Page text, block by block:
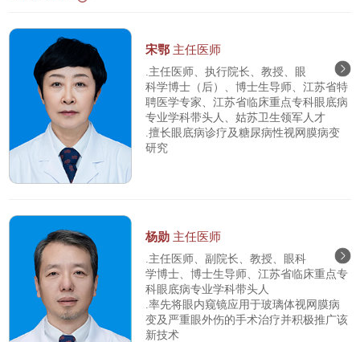
宋鄂 主任医师
.主任医师、执行院长、教授、眼
科学博士（后）、博士生导师、江苏省特
聘医学专家、江苏省临床重点专科眼底病
专业学科带头人、姑苏卫生领军人才
.擅长眼底病诊疗及糖尿病性视网膜病变
研究
杨勋 主任医师
.主任医师、副院长、教授、眼科
学博士、博士生导师、江苏省临床重点专
科眼底病专业学科带头人
.率先将眼内窥镜应用于玻璃体视网膜病
变及严重眼外伤的手术治疗并积极推广该
新技术